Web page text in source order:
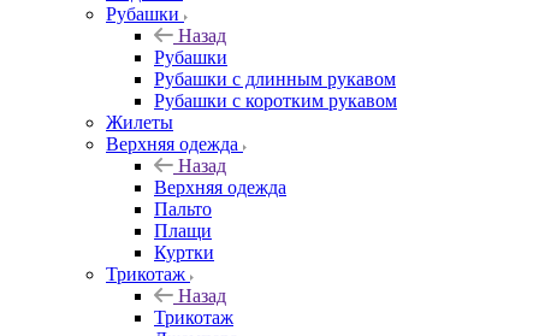
Рубашки
Назад
Рубашки
Рубашки с длинным рукавом
Рубашки с коротким рукавом
Жилеты
Верхняя одежда
Назад
Верхняя одежда
Пальто
Плащи
Куртки
Трикотаж
Назад
Трикотаж